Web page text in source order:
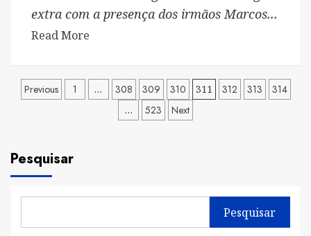
extra com a presença dos irmãos Marcos...
Read More
Dubdogz
agita
de
Paginação
posts
Previous 1 … 308 309 310 311 312 313 314
… 523 Next
Pesquisar
Pesquisar